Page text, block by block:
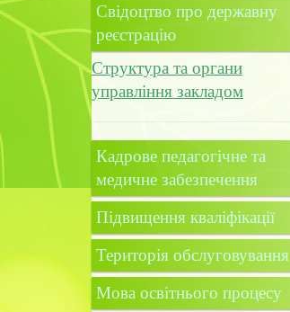
Свідоцтво про державну
реєстрацію
Структура та органи
управління закладом
Кадрове педагогічне та
медичне забезпечення
Підвищення кваліфікації
Територія обслуговування
Мова освітнього процесу